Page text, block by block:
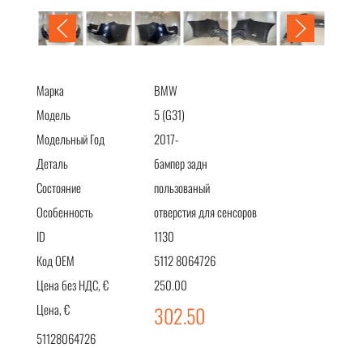
Марка
BMW
Модель
5 (G31)
Модельный Год
2017-
Деталь
бампер задн
Состояние
пользованый
Особенность
отверстия для сенсоров
ID
1130
Код OEM
5112 8064726
Цена без НДС, €
250.00
Цена, €
302.50
51128064726